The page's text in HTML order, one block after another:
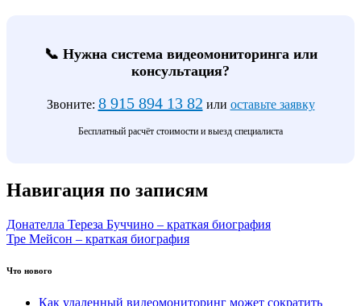
📞 Нужна система видеомониторинга или
консультация?
Звоните: 8 915 894 13 82 или оставьте заявку
Бесплатный расчёт стоимости и выезд специалиста
Навигация по записям
Донателла Тереза ​​Буччино – краткая биография
Тре Мейсон – краткая биография
Что нового
Как удаленный видеомониторинг может сократить